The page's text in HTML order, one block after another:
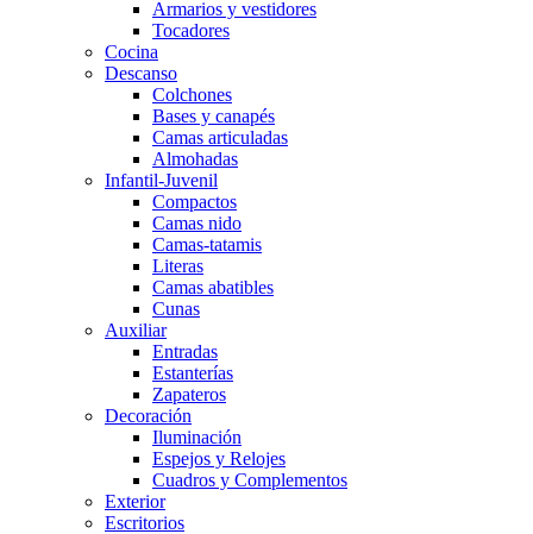
Armarios y vestidores
Tocadores
Cocina
Descanso
Colchones
Bases y canapés
Camas articuladas
Almohadas
Infantil-Juvenil
Compactos
Camas nido
Camas-tatamis
Literas
Camas abatibles
Cunas
Auxiliar
Entradas
Estanterías
Zapateros
Decoración
Iluminación
Espejos y Relojes
Cuadros y Complementos
Exterior
Escritorios